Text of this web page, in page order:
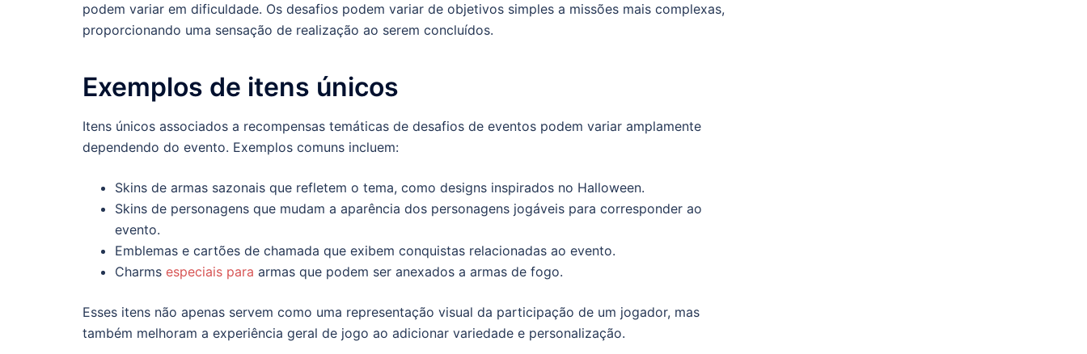
podem variar em dificuldade. Os desafios podem variar de objetivos simples a missões mais complexas,
proporcionando uma sensação de realização ao serem concluídos.
Exemplos de itens únicos
Itens únicos associados a recompensas temáticas de desafios de eventos podem variar amplamente
dependendo do evento. Exemplos comuns incluem:
Skins de armas sazonais que refletem o tema, como designs inspirados no Halloween.
Skins de personagens que mudam a aparência dos personagens jogáveis para corresponder ao
evento.
Emblemas e cartões de chamada que exibem conquistas relacionadas ao evento.
Charms especiais para armas que podem ser anexados a armas de fogo.
Esses itens não apenas servem como uma representação visual da participação de um jogador, mas
também melhoram a experiência geral de jogo ao adicionar variedade e personalização.